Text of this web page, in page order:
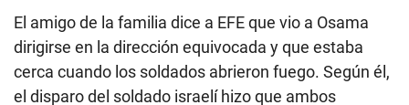
El amigo de la familia dice a EFE que vio a Osama
dirigirse en la dirección equivocada y que estaba
cerca cuando los soldados abrieron fuego. Según él,
el disparo del soldado israelí hizo que ambos